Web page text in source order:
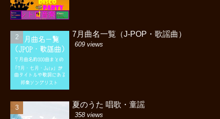
7月曲名一覧（J-POP・歌謡曲）
609 views
夏のうた 唱歌・童謡
358 views